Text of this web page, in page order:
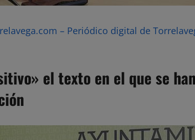
– Periódico digital de
el texto en el que se